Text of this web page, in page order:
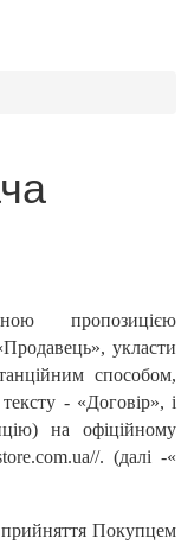
пропозицією
укласти
способом,
- «Договір», і
на офіційному
. (далі -«
Покупцем